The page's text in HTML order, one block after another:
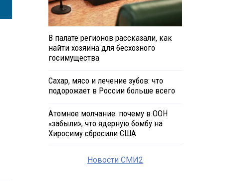
В палате регионов рассказали, как
найти хозяина для бесхозного
госимущества
Сахар, мясо и лечение зубов: что
подорожает в России больше всего
Атомное молчание: почему в ООН
«забыли», что ядерную бомбу на
Хиросиму сбросили США
Новости СМИ2